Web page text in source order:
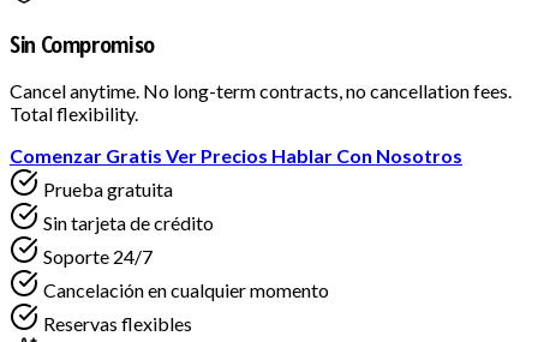
Sin Compromiso
Cancel anytime. No long-term contracts, no cancellation fees.
Total flexibility.
Comenzar Gratis Ver Precios Hablar Con Nosotros
Prueba gratuita
Sin tarjeta de crédito
Soporte 24/7
Cancelación en cualquier momento
Reservas flexibles